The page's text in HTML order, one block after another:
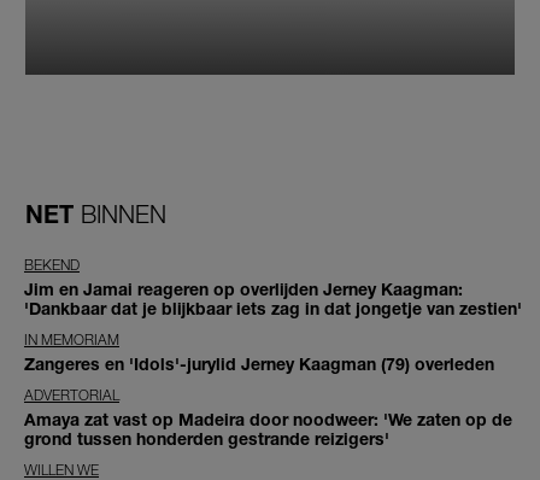
NET BINNEN
BEKEND
Jim en Jamai reageren op overlijden Jerney Kaagman:
'Dankbaar dat je blijkbaar iets zag in dat jongetje van zestien'
IN MEMORIAM
Zangeres en 'Idols'-jurylid Jerney Kaagman (79) overleden
ADVERTORIAL
Amaya zat vast op Madeira door noodweer: 'We zaten op de
grond tussen honderden gestrande reizigers'
WILLEN WE